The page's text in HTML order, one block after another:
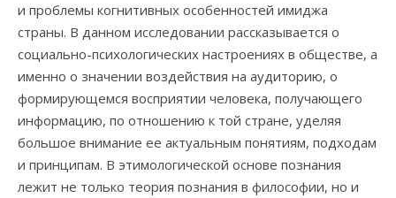
и проблемы когнитивных особенностей имиджа
страны. В данном исследовании рассказывается о
социально-психологических настроениях в обществе, а
именно о значении воздействия на аудиторию, о
формирующемся восприятии человека, получающего
информацию, по отношению к той стране, уделяя
большое внимание ее актуальным понятиям, подходам
и принципам. В этимологической основе познания
лежит не только теория познания в философии, но и